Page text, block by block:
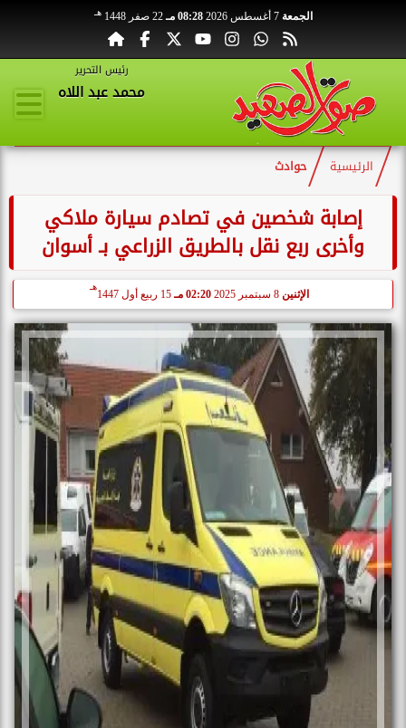
الجمعة 7 أغسطس 2026 08:28 مـ 22 صفر 1448 هـ
رئيس التحرير
محمد عبد اللاه
الرئيسية حوادث
إصابة شخصين في تصادم سيارة ملاكي
وأخرى ربع نقل بالطريق الزراعي بـ أسوان
الإثنين 02:20 مـ 15 ربيع أول 1447
هـ